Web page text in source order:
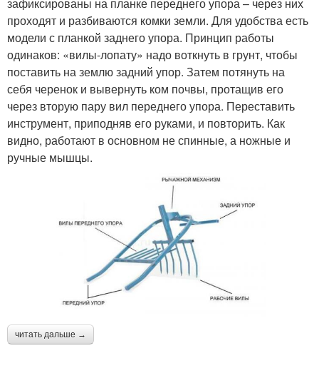
проходят и разбиваются комки земли. Для удобства есть
модели с планкой заднего упора. Принцип работы
одинаков: «вилы-лопату» надо воткнуть в грунт, чтобы
поставить на землю задний упор. Затем потянуть на
себя черенок и вывернуть ком почвы, протащив его
через вторую пару вил переднего упора. Переставить
инструмент, приподняв его руками, и повторить. Как
видно, работают в основном не спинные, а ножные и
ручные мышцы.
читать дальше →